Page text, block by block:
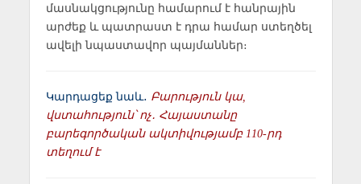
մասնակցությունը համարում է հանրային
արժեք և պատրաստ է դրա համար ստեղծել
ավելի նպաստավոր պայմաններ։
Կարդացեք նաև․ Բարություն կա,
վստահություն՝ ոչ․ Հայաստանը
բարեգործական ակտիվությամբ 110-րդ
տեղում է